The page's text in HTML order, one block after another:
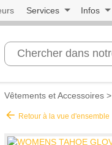
Services Infos
Vêtements et Accessoires >
arrow_back Retour à la vue d'ensemble